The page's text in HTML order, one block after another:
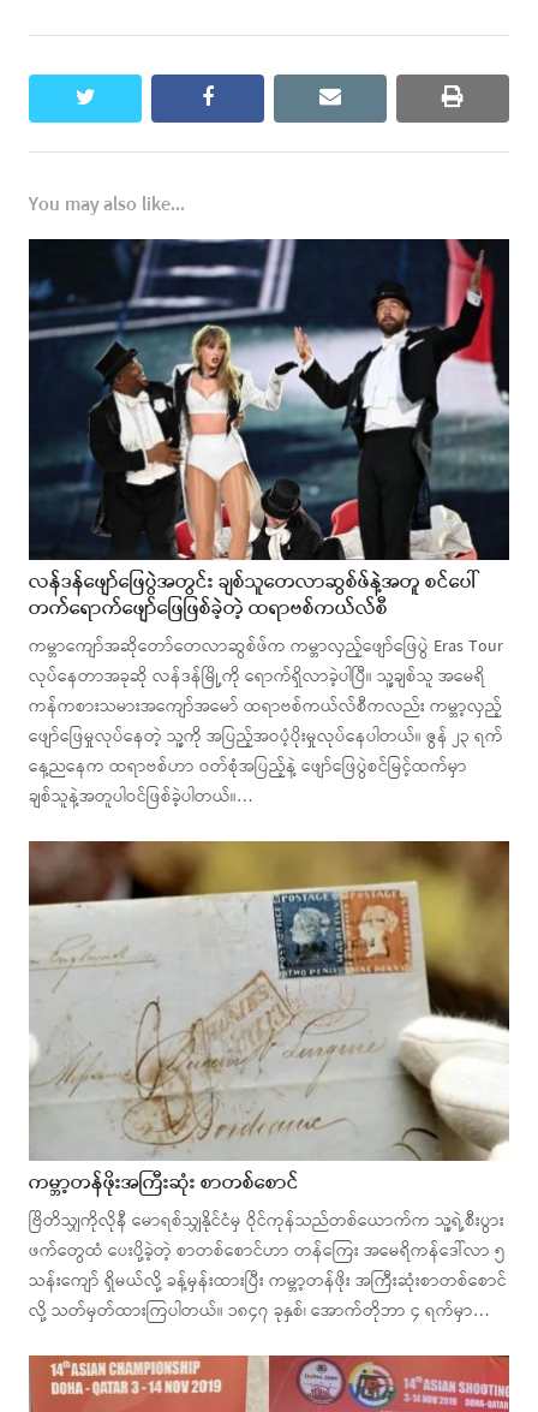
twitter facebook email print
You may also like...
လန်ဒန်ဖျော်ဖြေပွဲအတွင်း ချစ်သူတေလာဆွစ်ဖ်နဲ့အတူ စင်ပေါ်
တက်ရောက်ဖျော်ဖြေဖြစ်ခဲ့တဲ့ ထရာဗစ်ကယ်လ်စီ
ကမ္ဘာကျော်အဆိုတော်တေလာဆွစ်ဖ်က ကမ္ဘာလှည့်ဖျော်ဖြေပွဲ Eras Tour
လုပ်နေတာအခုဆို လန်ဒန်မြို့ကို ရောက်ရှိလာခဲ့ပါပြီ။ သူ့ချစ်သူ အမေရိ
ကန်ကစားသမားအကျော်အမော် ထရာဗစ်ကယ်လ်စီကလည်း ကမ္ဘာ့လှည့်
ဖျော်ဖြေမှုလုပ်နေတဲ့ သူ့ကို အပြည့်အဝပံ့ပိုးမှုလုပ်နေပါတယ်။ ဇွန် ၂၃ ရက်
နေ့ညနေက ထရာဗစ်ဟာ ဝတ်စုံအပြည့်နဲ့ ဖျော်ဖြေပွဲစင်မြင့်ထက်မှာ
ချစ်သူနဲ့အတူပါဝင်ဖြစ်ခဲ့ပါတယ်။…
ကမ္ဘာ့တန်ဖိုးအကြီးဆုံး စာတစ်စောင်
ဗြိတိသျှကိုလိုနီ မောရစ်သျှနိုင်ငံမှ ဝိုင်ကုန်သည်တစ်ယောက်က သူ့ရဲ့စီးပွား
ဖက်တွေထံ ပေးပို့ခဲ့တဲ့ စာတစ်စောင်ဟာ တန်ကြေး အမေရိကန်ဒေါ်လာ ၅
သန်းကျော် ရှိမယ်လို့ ခန့်မှန်းထားပြီး ကမ္ဘာ့တန်ဖိုး အကြီးဆုံးစာတစ်စောင်
လို့ သတ်မှတ်ထားကြပါတယ်။ ၁၈၄၇ ခုနှစ်၊ အောက်တိုဘာ ၄ ရက်မှာ…